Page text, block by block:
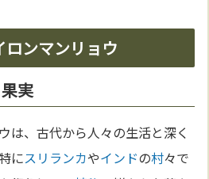
ロンマンリョウ
実
は、古代から人々の生活と深く
にスリランカやインドの村々で